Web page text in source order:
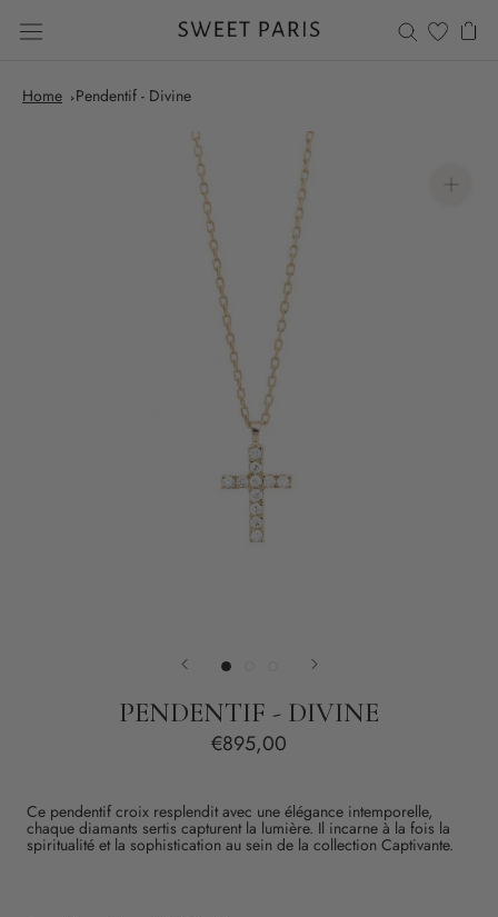
Home
Pendentif - Divine
PENDENTIF - DIVINE
€895,00
Ce pendentif croix resplendit avec une élégance intemporelle,
chaque diamants sertis capturent la lumière. Il incarne à la fois la
spiritualité et la sophistication au sein de la collection Captivante.